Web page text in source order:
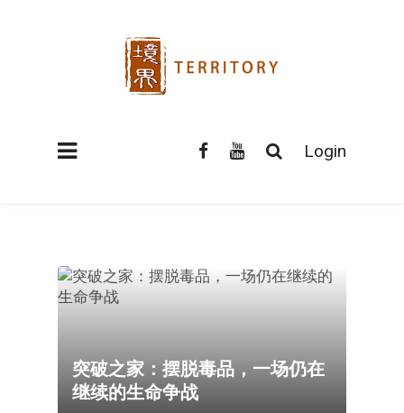
Login
突破之家：摆脱毒品，一场仍在
继续的生命争战